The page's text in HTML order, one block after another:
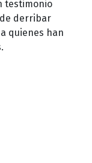
testimonio
derribar
quienes han